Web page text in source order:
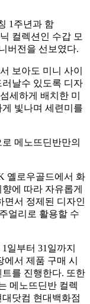
1주년과 함
컬렉션인 수갑 모
버전을 선보였다.
보아도 미니 사이
날수 있도록 디자
세하게 배치한 미
빛나며 세련미를
메노뜨딘반만의
옐로우골드에서 화
에 따라 자유롭게
면서 정제된 디자인
얼리로 활용할 수
일부터 31일까지
서 제품 구매 시
를 진행한다. 또한
메노뜨딘반 컬렉
닷컴 현대백화점